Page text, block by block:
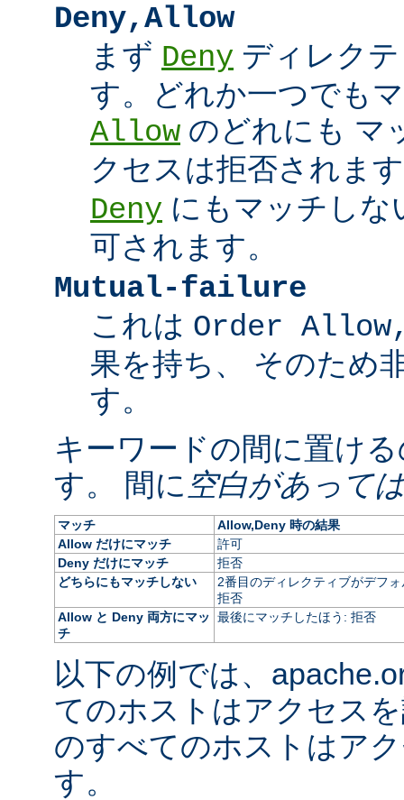
Deny,Allow
まず Deny ディレク
す。どれか一つでも
Allow のどれにも マ
クセスは拒否されま
Deny にもマッチしな
可されます。
Mutual-failure
これは Order
果を持ち、 そのため
す。
キーワードの間に置け
す。 間に 空白があって
マッチ
Allow,Deny 時の結果
Allow だけにマッチ
許可
Deny だけにマッチ
拒否
どちらにもマッチしない
2番目のディレクティブがデフ
拒否
Allow と Deny 両方にマッ
チ
最後にマッチしたほう: 拒否
以下の例では、
てのホストはアクセス
のすべてのホストはア
す。